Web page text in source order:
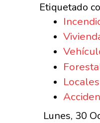
Etiquetado
Locales
Lunes, 30